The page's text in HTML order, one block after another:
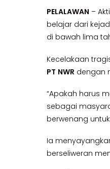
PELALAWAN –
belajar dari
di bawah lima
Kecelakaan
PT NWR dengan
“Apakah harus
sebagai
berwenang
Ia
berseliweran